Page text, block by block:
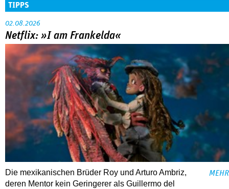
TIPPS
02.08.2026
Netflix: »I am Frankelda«
Die mexikanischen Brüder Roy und Arturo Ambriz,
deren Mentor kein Geringerer als Guillermo del
MEHR